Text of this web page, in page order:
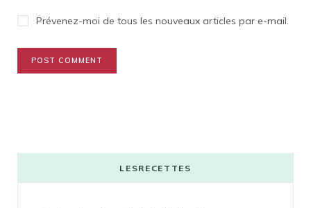
Prévenez-moi de tous les nouveaux articles par e-mail.
LESRECETTES